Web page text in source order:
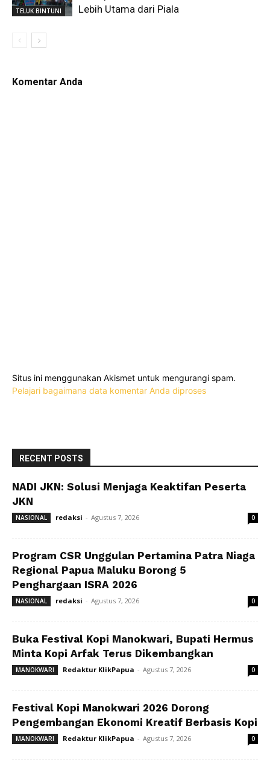
TELUK BINTUNI
Lebih Utama dari Piala
Komentar Anda
Situs ini menggunakan Akismet untuk mengurangi spam.
Pelajari bagaimana data komentar Anda diproses
RECENT POSTS
NADI JKN: Solusi Menjaga Keaktifan Peserta
JKN
NASIONAL redaksi - Agustus 7, 2026 0
Program CSR Unggulan Pertamina Patra Niaga
Regional Papua Maluku Borong 5
Penghargaan ISRA 2026
NASIONAL redaksi - Agustus 7, 2026 0
Buka Festival Kopi Manokwari, Bupati Hermus
Minta Kopi Arfak Terus Dikembangkan
MANOKWARI Redaktur KlikPapua - Agustus 7, 2026 0
Festival Kopi Manokwari 2026 Dorong
Pengembangan Ekonomi Kreatif Berbasis Kopi
MANOKWARI Redaktur KlikPapua - Agustus 7, 2026 0